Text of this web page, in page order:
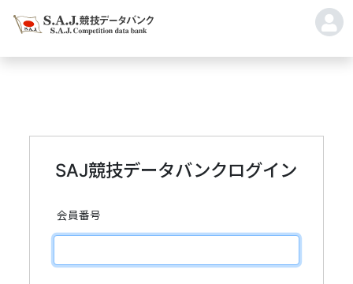
SAJ競技データバンクログイン
会員番号